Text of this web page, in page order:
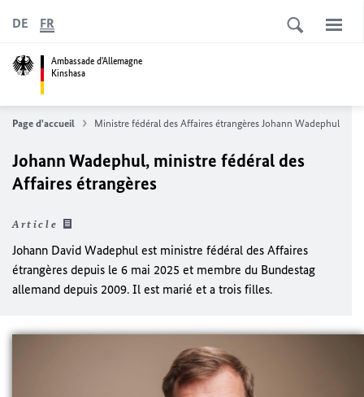
Ambassade d'Allemagne
Kinshasa
DE FR
Page d'accueil Ministre fédéral des Affaires étrangères Johann Wadephul
JohannWadephul, ministre fédéral des
Affaires étrangères
Article
Johann David Wadephul est ministre fédéral des Affaires
étrangères depuis le 6 mai 2025 et membre du Bundestag
allemand depuis 2009. Il est marié et a trois filles.